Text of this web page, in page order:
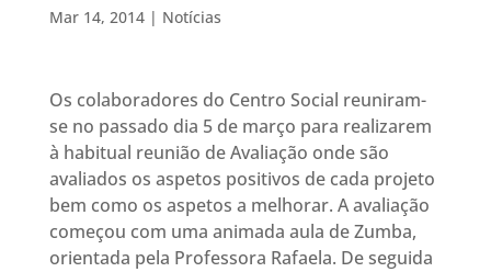
Mar 14, 2014| Notícias
Os colaboradores do Centro Social reuniram-
se no passado dia 5 de março para realizarem
à habitual reunião de Avaliação onde são
avaliados os aspetos positivos de cada projeto
bem como os aspetos a melhorar. A avaliação
começou com uma animada aula de Zumba,
orientada pela Professora Rafaela. De seguida